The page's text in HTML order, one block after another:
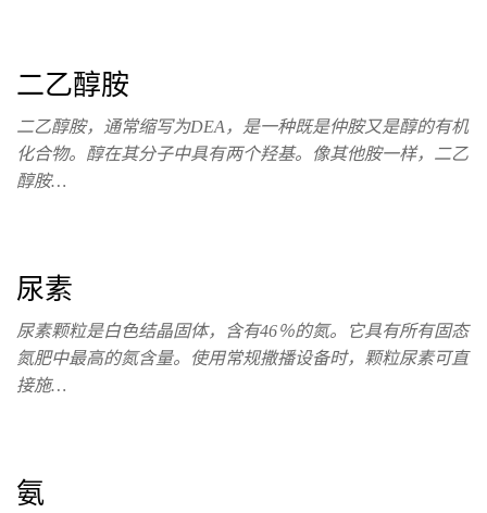
二乙醇胺
二乙醇胺，通常缩写为DEA，是一种既是仲胺又是醇的有机
化合物。醇在其分子中具有两个羟基。像其他胺一样，二乙
醇胺…
尿素
尿素颗粒是白色结晶固体，含有46％的氮。它具有所有固态
氮肥中最高的氮含量。使用常规撒播设备时，颗粒尿素可直
接施…
氨